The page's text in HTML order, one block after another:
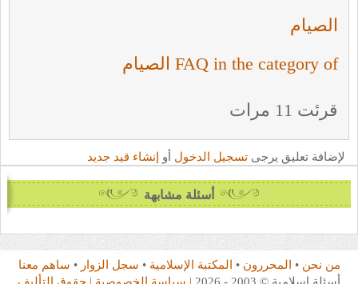
الصيام
FAQ in the category of الصيام
قرئت 11 مرات
لإضافة تعليق يرجى تسجيل الدخول أو إنشاء قيد جديد
أسئلة مشابهة
من نحن • المحررون • المكتبة الإسلامية • سجل الزوار • ساهم معنا